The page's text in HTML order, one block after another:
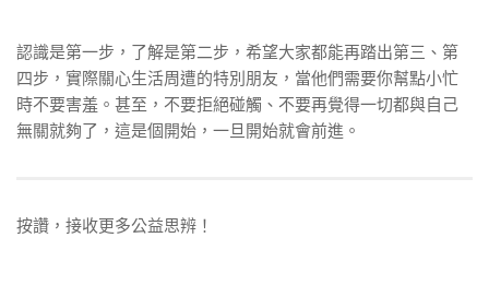
認識是第一步，了解是第二步，希望大家都能再踏出第三、第
四步，實際關心生活周遭的特別朋友，當他們需要你幫點小忙
時不要害羞。甚至，不要拒絕碰觸、不要再覺得一切都與自己
無關就夠了，這是個開始，一旦開始就會前進。
按讚，接收更多公益思辨！